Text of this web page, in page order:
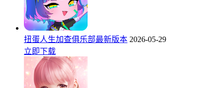
扭蛋人生加查俱乐部最新版本 2026-05-29
立即下载